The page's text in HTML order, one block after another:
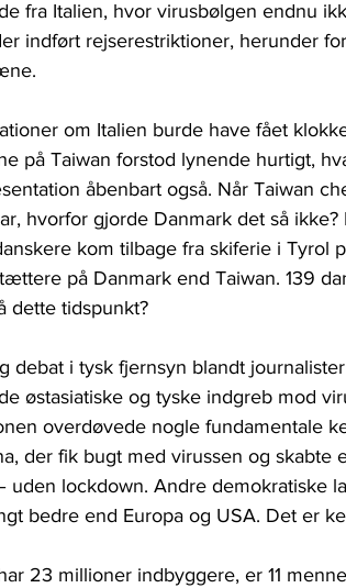
fra Italien, hvor virusbølgen endnu
indført rejserestriktioner, herunder
om Italien burde have fået
på Taiwan forstod lynende hurtigt,
åbenbart også. Når Taiwan
hvorfor gjorde Danmark det så
kom tilbage fra skiferie i Tyrol
på Danmark end Taiwan. 139
dette tidspunkt?
debat i tysk fjernsyn blandt
østasiatiske og tyske indgreb mod
overdøvede nogle fundamentale
der fik bugt med virussen og skabte
uden lockdown. Andre demokratiske
bedre end Europa og USA. Det er
23 millioner indbyggere, er 11